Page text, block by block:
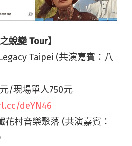
蛻變 Tour】
Taipei (共演嘉賓：八
/現場單人750元
deYN46
花村音樂聚落 (共演嘉賓：